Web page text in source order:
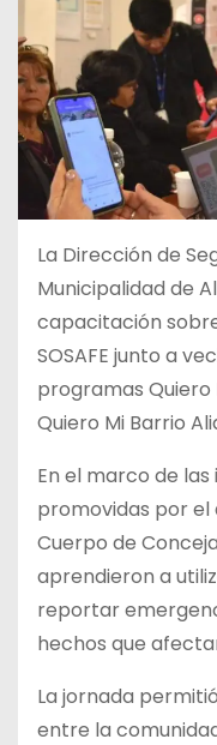
La Dirección de
Municipalidad de
capacitación
SOSAFE junto a
programas Quiero
Quiero Mi Barrio
En el marco de
promovidas por el
Cuerpo de
aprendieron a
reportar
hechos que
La jornada
entre la